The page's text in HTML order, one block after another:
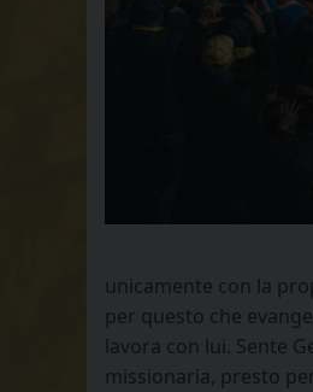
unicamente con la
per questo che
lavora con lui. Sente
missionaria, presto